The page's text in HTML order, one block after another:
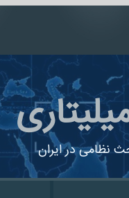
نظامی در ایران